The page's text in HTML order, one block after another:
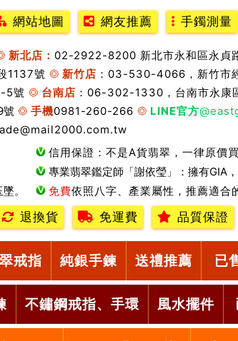
網站地圖 網友推薦 手鐲測量
新北店： 02-2922-8200 新北市永和區永貞
1137號 新竹店 ：03-530-4066，新竹市
5號 台南店 ：06-302-1330，台南市永康
號 手機0981-260-266 LINE官方
信用保證：不是A貨翡翠，一律原價
專業翡翠鑑定師「謝依瑩」：擁有GIA，
。
免費依照八字、產業屬性，推薦適合
退換貨 免運費 品質保證
戒指 純銀手鍊 送禮推薦 已
不鏽鋼戒指、手環 風水擺件